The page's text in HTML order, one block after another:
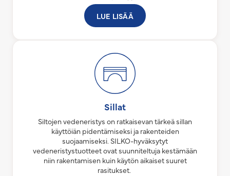
LUE LISÄÄ
Sillat
Siltojen vedeneristys on ratkaisevan tärkeä sillan
käyttöiän pidentämiseksi ja rakenteiden
suojaamiseksi. SILKO-hyväksytyt
vedeneristystuotteet ovat suunniteltuja kestämään
niin rakentamisen kuin käytön aikaiset suuret
rasitukset.